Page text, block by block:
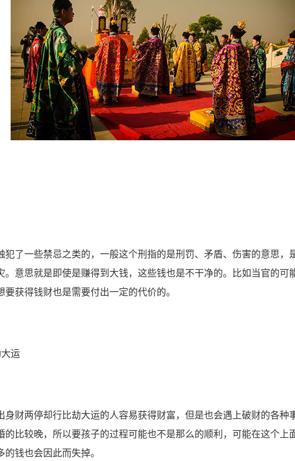
一些禁忌之类的，一般这个刑指的是刑罚、矛盾、伤害的意思，
。意思就是即使是赚得到大钱，这些钱也是不干净的。比如当官的可
获得钱财也是需要付出一定的代价的。
运
财两停却行比劫大运的人容易获得财富，但是也会遇上破财的各种
的比较晚，所以要孩子的过程可能也不是那么的顺利，可能在这个上
钱也会因此而失掉。